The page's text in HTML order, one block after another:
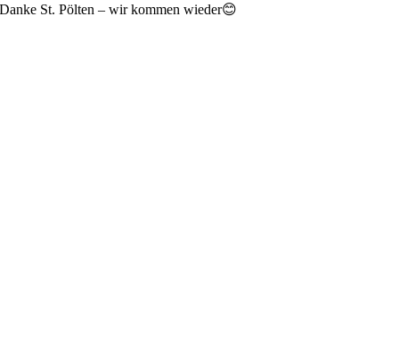
Danke St. Pölten – wir kommen wieder😊